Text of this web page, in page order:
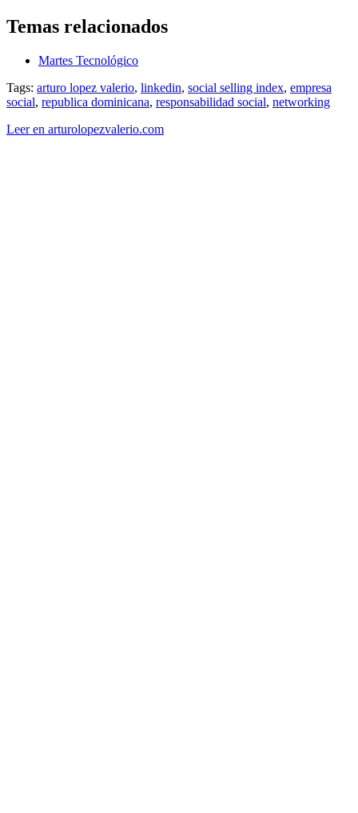
Temas relacionados
Martes Tecnológico
Tags: arturo lopez valerio, linkedin, social selling index, empresa
social, republica dominicana, responsabilidad social, networking
Leer en arturolopezvalerio.com